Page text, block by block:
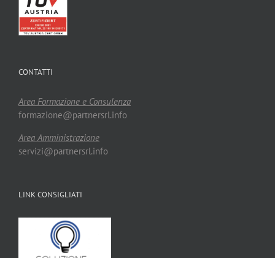
CONTATTI
Area Formazione e Consulenza
formazione@partnersrl.info
Area Amministrazione
servizi@partnersrl.info
LINK CONSIGLIATI